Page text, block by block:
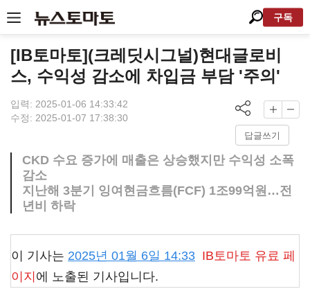
구독
[IB토마토](크레딧시그널)현대글로비
스, 수익성 감소에 차입금 부담 '주의'
입력: 2025-01-06 14:33:42
수정: 2025-01-07 17:38:30
답글쓰기
CKD 수요 증가에 매출은 상승했지만 수익성 소폭
감소
지난해 3분기 잉여현금흐름(FCF) 1조99억원…전
년비 하락
이 기사는 2025년 01월 6일 14:33 IB토마토 유료 페
이지 에 노출된 기사입니다.